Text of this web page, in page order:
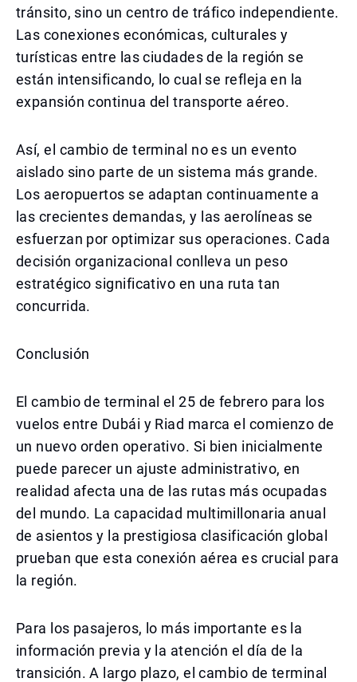
tránsito, sino un centro de tráfico independiente.
Las conexiones económicas, culturales y
turísticas entre las ciudades de la región se
están intensificando, lo cual se refleja en la
expansión continua del transporte aéreo.
Así, el cambio de terminal no es un evento
aislado sino parte de un sistema más grande.
Los aeropuertos se adaptan continuamente a
las crecientes demandas, y las aerolíneas se
esfuerzan por optimizar sus operaciones. Cada
decisión organizacional conlleva un peso
estratégico significativo en una ruta tan
concurrida.
Conclusión
El cambio de terminal el 25 de febrero para los
vuelos entre Dubái y Riad marca el comienzo de
un nuevo orden operativo. Si bien inicialmente
puede parecer un ajuste administrativo, en
realidad afecta una de las rutas más ocupadas
del mundo. La capacidad multimillonaria anual
de asientos y la prestigiosa clasificación global
prueban que esta conexión aérea es crucial para
la región.
Para los pasajeros, lo más importante es la
información previa y la atención el día de la
transición. A largo plazo, el cambio de terminal